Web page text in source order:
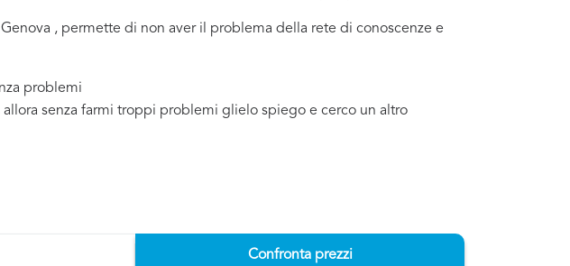
, permette di non aver il problema della rete di conoscenze e
problemi
senza farmi troppi problemi glielo spiego e cerco un altro
Confronta prezzi